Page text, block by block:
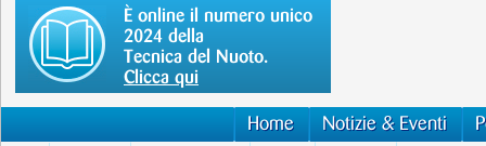
È online il numero unico
2024 della
Tecnica del Nuoto.
Clicca qui
Home Notizie & Eventi